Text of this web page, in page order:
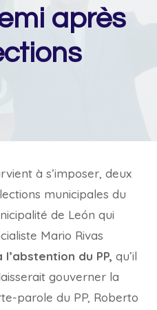
après
à s’imposer, deux
municipales du
de León qui
Mario Rivas
l’abstention du PP, qu’il
gouverner la
parole du PP, Roberto